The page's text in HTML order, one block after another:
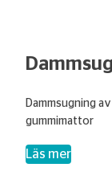
Dammsugning
gummimattor
Läs mer
–